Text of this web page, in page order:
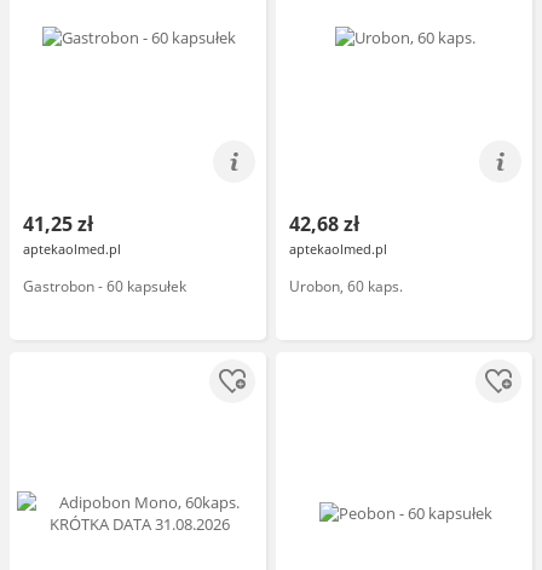
41,25 zł
aptekaolmed.pl
Gastrobon - 60 kapsułek
42,68 zł
aptekaolmed.pl
Urobon, 60 kaps.